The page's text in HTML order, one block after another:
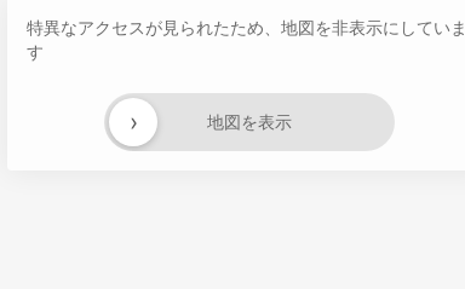
特異なアクセスが見られたため、地図を非表示にしていま
す
地図を表示
›